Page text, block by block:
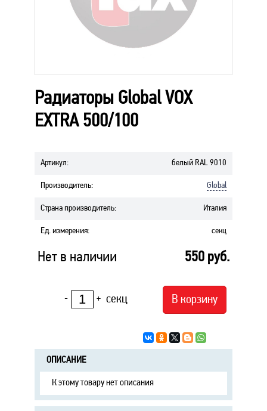
Радиаторы Global VOX
EXTRA 500/100
Артикул: белый RAL 9010
Производитель: Global
Страна производитель: Италия
Ед. измерения: секц
Нет в наличии 550 руб.
- + секц В корзину
ОПИСАНИЕ
К этому товару нет описания